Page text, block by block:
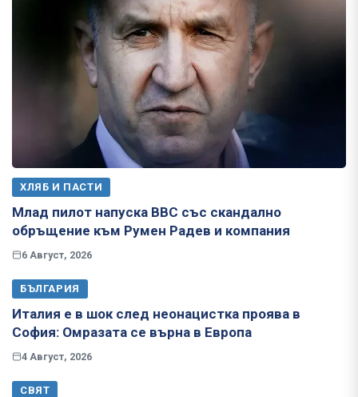
ХЛЯБ И ПАСТИ
Млад пилот напуска ВВС със скандално
обръщение към Румен Радев и компания
6 Август, 2026
БЪЛГАРИЯ
Италия е в шок след неонацистка проява в
София: Омразата се върна в Европа
4 Август, 2026
СВЯТ